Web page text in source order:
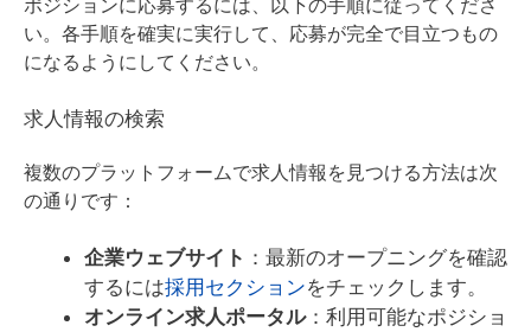
い。各手順を確実に実行して、応募が完全で目立つもの
になるようにしてください。
求人情報の検索
複数のプラットフォームで求人情報を見つける方法は次
の通りです：
企業ウェブサイト ：最新のオープニングを確認
するには採用セクションをチェックします。
オンライン求人ポータル：利用可能なポジショ